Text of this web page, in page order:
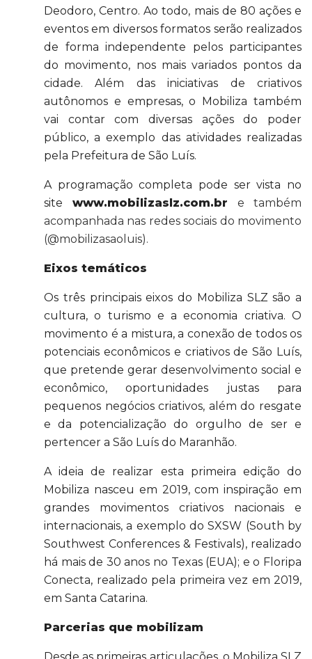
Deodoro, Centro. Ao todo, mais de 80 ações e
eventos em diversos formatos serão realizados
de forma independente pelos participantes
do movimento, nos mais variados pontos da
cidade. Além das iniciativas de criativos
autônomos e empresas, o Mobiliza também
vai contar com diversas ações do poder
público, a exemplo das atividades realizadas
pela Prefeitura de São Luís.
A programação completa pode ser vista no
site www.mobilizaslz.com.br e também
acompanhada nas redes sociais do movimento
(@mobilizasaoluis).
Eixos temáticos
Os três principais eixos do Mobiliza SLZ são a
cultura, o turismo e a economia criativa. O
movimento é a mistura, a conexão de todos os
potenciais econômicos e criativos de São Luís,
que pretende gerar desenvolvimento social e
econômico, oportunidades justas para
pequenos negócios criativos, além do resgate
e da potencialização do orgulho de ser e
pertencer a São Luís do Maranhão.
A ideia de realizar esta primeira edição do
Mobiliza nasceu em 2019, com inspiração em
grandes movimentos criativos nacionais e
internacionais, a exemplo do SXSW (South by
Southwest Conferences & Festivals), realizado
há mais de 30 anos no Texas (EUA); e o Floripa
Conecta, realizado pela primeira vez em 2019,
em Santa Catarina.
Parcerias que mobilizam
Desde as primeiras articulações, o Mobiliza SLZ